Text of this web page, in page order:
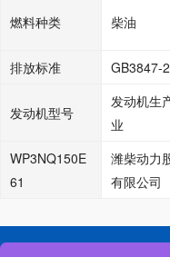
燃料种类 柴油
排放标准
GB3847-
发动机型号
发动机生
业
WP3NQ150E
61
潍柴动力
有限公司